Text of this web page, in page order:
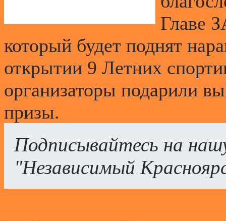
Главе
который будет поднят
открытии 9 Летних
организаторы подарили
призы.
Подписывайтесь на
"Независимый